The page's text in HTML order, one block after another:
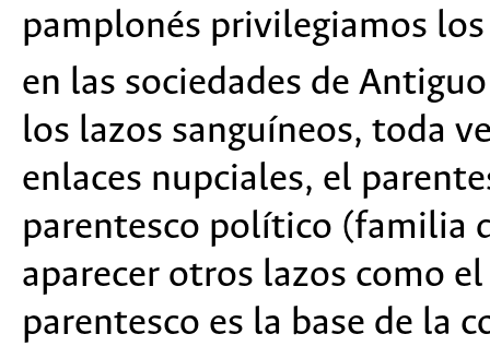
pamplonés privilegiamos
en las sociedades de
los lazos sanguíneos, toda
enlaces nupciales, el
parentesco político (familia
aparecer otros lazos como
parentesco es la base de la